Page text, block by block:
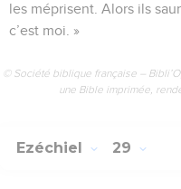
les méprisent. Alors ils
c’est moi. »
© Société biblique française –
une Bible imprimée,
Ezéchiel 29